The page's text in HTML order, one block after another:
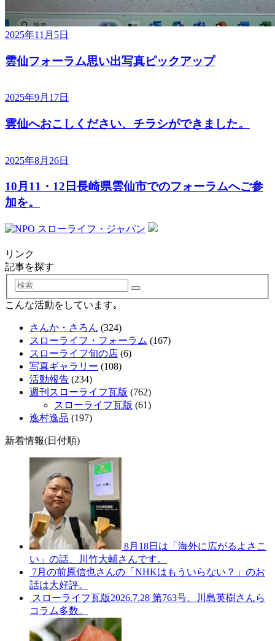
2025年11月5日
雲仙フォーラム思い出写真ピックアップ
2025年9月17日
雲仙へおこしください、チラシができました。
2025年8月26日
10月11・12日長崎県雲仙市でのフォーラムへご参
加を。
リンク
記事を探す
検
索
こんな活動をしています｡
さんか・さろん (324)
スローライフ・フォーラム (167)
スローライフ旬の店 (6)
写真ギャラリー (108)
活動報告 (234)
週刊スローライフ瓦版 (762)
スローライフ瓦版 (61)
逸村逸品 (197)
新着情報(日付順)
8月18日は「海外に広がるよさこ
い」の話、川竹大輔さんです。
7月の前原信也さんの「NHKはもういらない？」のお
話は大好評。
スローライフ瓦版2026.7.28 第763号、川島英樹さんら
コラム多数。